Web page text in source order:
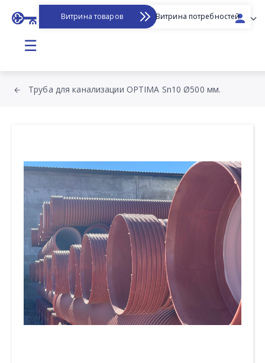
Витрина товаров Витрина потребностей
☰
Труба для канализации OPTIMA Sn10 Ø500 мм.